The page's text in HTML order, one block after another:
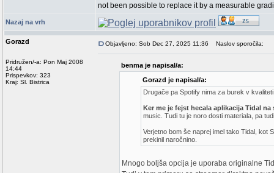
not been possible to replace it by a measurable
Nazaj na vrh
Gorazd
Pridružen/-a: Pon Maj 2008
14:44
Prispevkov: 323
Kraj: Sl. Bistrica
Objavljeno: Sob Dec 27, 2025 11:36 Naslov sporočila:
benma je napisal/a:
Gorazd je napisal/a:
Drugače pa Spotify nima za burek v
Ker me je fejst hecala aplikacija Tidal na
music. Tudi tu je noro dosti materiala, pa
Verjetno bom še naprej imel tako Tidal, kot
prekinil naročnino.
Mnogo boljša opcija je uporaba originalne